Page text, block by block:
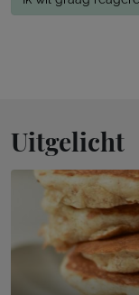
Uitgelicht